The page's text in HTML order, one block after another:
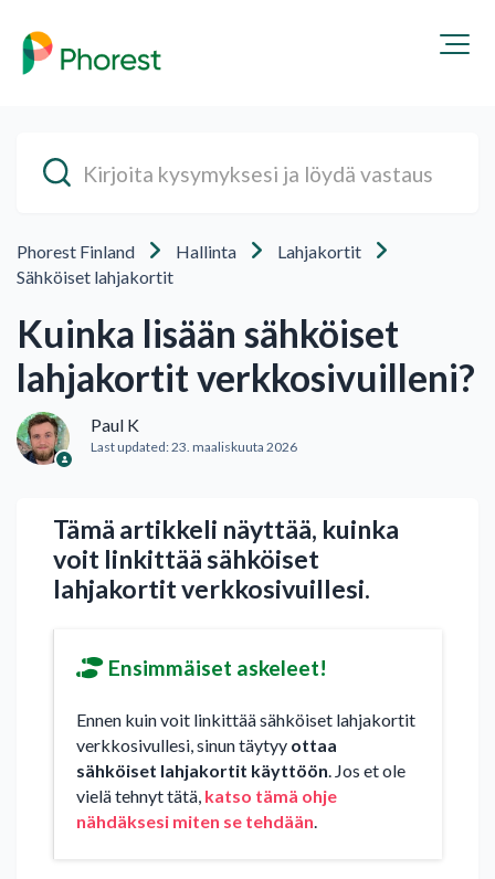
Phorest Finland Hallinta
Lahjakortit
Sähköiset lahjakortit
Kuinka lisään sähköiset
lahjakortit verkkosivuilleni?
Paul K
Last updated:23. maaliskuuta 2026
Tämä artikkeli näyttää, kuinka
voit linkittää sähköiset
lahjakortit verkkosivuillesi.
Ensimmäiset askeleet!
Ennen kuin voit linkittää sähköiset lahjakortit
verkkosivullesi, sinun täytyy ottaa
sähköiset lahjakortit käyttöön . Jos et ole
vielä tehnyt tätä, katso tämä ohje
nähdäksesi miten se tehdään